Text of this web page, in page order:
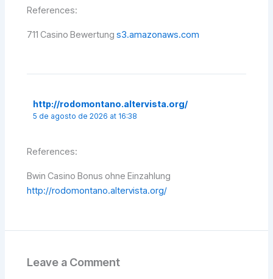
References:
711 Casino Bewertungs3.amazonaws.com
http://rodomontano.altervista.org/
5 de agosto de 2026 at 16:38
References:
Bwin Casino Bonus ohne Einzahlung
http://rodomontano.altervista.org/
Leave a Comment